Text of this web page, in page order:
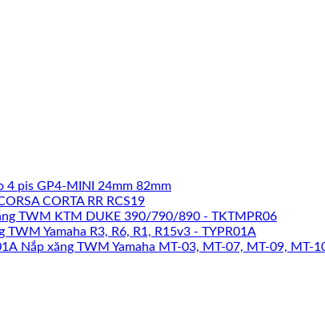
4 pis GP4-MINI 24mm 82mm
CORTA RR RCS19
TWM KTM DUKE 390/790/890 - TKTMPR06
TWM Yamaha R3, R6, R1, R15v3 - TYPR01A
Nắp xăng TWM Yamaha MT-03, MT-07, MT-09, MT-